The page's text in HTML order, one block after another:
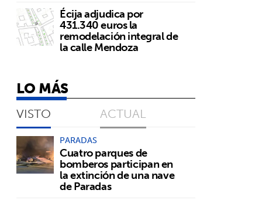
Écija adjudica por
431.340 euros la
remodelación integral de
la calle Mendoza
LO MÁS
VISTO ACTUAL
PARADAS
Cuatro parques de
bomberos participan en
la extinción de una nave
de Paradas